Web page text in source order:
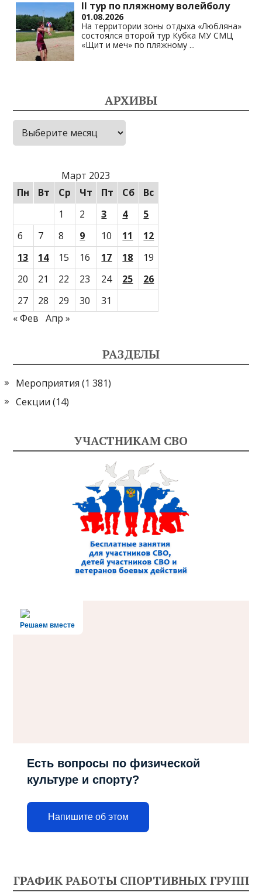
II тур по пляжному волейболу
01.08.2026
На территории зоны отдыха «Любляна»
состоялся второй тур Кубка МУ СМЦ
«Щит и меч» по пляжному ...
АРХИВЫ
Архивы
Март 2023
Пн
Вт Ср Чт Пт Сб
Вс
1
2 3 4
5
6
7 8 9 10 11
12
13
14 15 16 17 18
19
20
21 22 23 24 25
26
27
28 29 30
31
« Фев
Апр »
РАЗДЕЛЫ
Мероприятия (1 381)
Секции (14)
УЧАСТНИКАМ СВО
Решаем вместе
Есть вопросы по физической
культуре и спорту?
Напишите об этом
ГРАФИК РАБОТЫ СПОРТИВНЫХ ГРУПП